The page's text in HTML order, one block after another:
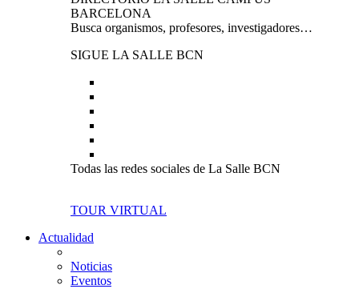
BARCELONA
Busca organismos, profesores, investigadores…
SIGUE LA SALLE BCN
Todas las redes sociales de La Salle BCN
TOUR VIRTUAL
Actualidad
Noticias
Eventos